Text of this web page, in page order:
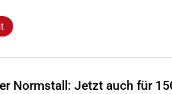
Normstall: Jetzt auch für